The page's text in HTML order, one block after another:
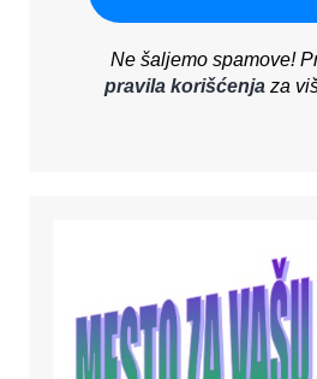
Ne šaljemo spamove!
pravila korišćenjaza